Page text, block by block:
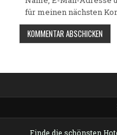
für meinen nächsten
Finde die schönsten